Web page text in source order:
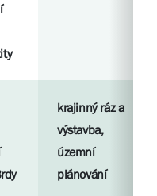
krajinný ráz a
výstavba,
územní
plánování